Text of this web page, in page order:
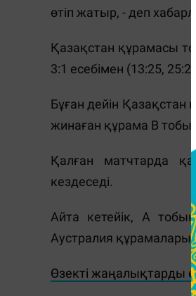
өтіп жатыр, - деп
Қазақстан құрамасы
3:1 есебімен (13:25,
Бұған дейін
жинаған құрама В
Қалған матчтарда
кездеседі.
Айта кетейік, А
Аустралия құрамалары
Өзекті жаңалықтарды